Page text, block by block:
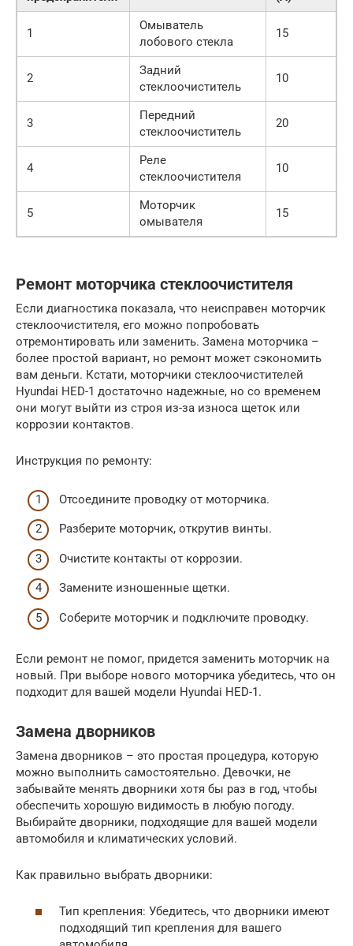
1
Омыватель
лобового стекла
15
2
Задний
стеклоочиститель
10
3
Передний
стеклоочиститель
20
4
Реле
стеклоочистителя
10
5
Моторчик
омывателя
15
Ремонт моторчика стеклоочистителя
Если диагностика показала, что неисправен моторчик
стеклоочистителя, его можно попробовать
отремонтировать или заменить. Замена моторчика –
более простой вариант, но ремонт может сэкономить
вам деньги. Кстати, моторчики стеклоочистителей
Hyundai HED-1 достаточно надежные, но со временем
они могут выйти из строя из-за износа щеток или
коррозии контактов.
Инструкция по ремонту:
Отсоедините проводку от моторчика.
Разберите моторчик, открутив винты.
Очистите контакты от коррозии.
Замените изношенные щетки.
Соберите моторчик и подключите проводку.
Если ремонт не помог, придется заменить моторчик на
новый. При выборе нового моторчика убедитесь, что он
подходит для вашей модели Hyundai HED-1.
Замена дворников
Замена дворников – это простая процедура, которую
можно выполнить самостоятельно. Девочки, не
забывайте менять дворники хотя бы раз в год, чтобы
обеспечить хорошую видимость в любую погоду.
Выбирайте дворники, подходящие для вашей модели
автомобиля и климатических условий.
Как правильно выбрать дворники:
Тип крепления: Убедитесь, что дворники имеют
подходящий тип крепления для вашего